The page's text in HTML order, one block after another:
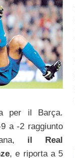
per il Barça.
a -2 raggiunto
il Real
, e riporta a 5